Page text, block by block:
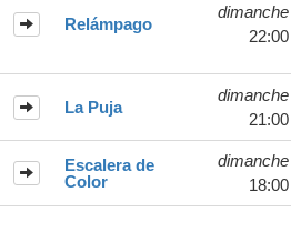
Relámpago
dimanche
22:00
La Puja
dimanche
21:00
Escalera de
Color
dimanche
18:00